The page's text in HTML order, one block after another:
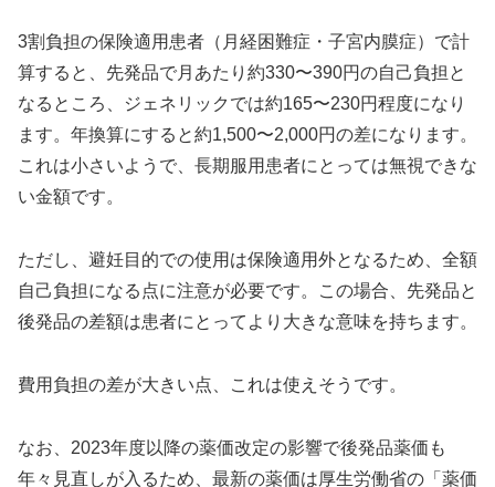
3割負担の保険適用患者（月経困難症・子宮内膜症）で計
算すると、先発品で月あたり約330〜390円の自己負担と
なるところ、ジェネリックでは約165〜230円程度になり
ます。年換算にすると約1,500〜2,000円の差になります。
これは小さいようで、長期服用患者にとっては無視できな
い金額です。
ただし、避妊目的での使用は保険適用外となるため、全額
自己負担になる点に注意が必要です。この場合、先発品と
後発品の差額は患者にとってより大きな意味を持ちます。
費用負担の差が大きい点、これは使えそうです。
なお、2023年度以降の薬価改定の影響で後発品薬価も
年々見直しが入るため、最新の薬価は厚生労働省の「薬価